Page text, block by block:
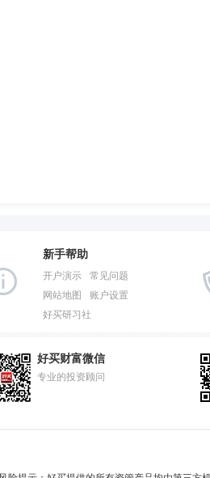
新手帮助
开户演示
常见问题
网站地图
账户设置
好买研习社
好买财富微信
专业的投资顾问